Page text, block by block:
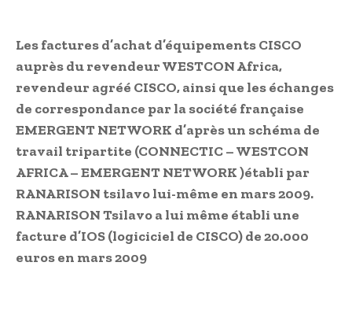
Les factures d’achat d’équipements CISCO
auprès du revendeur WESTCON Africa,
revendeur agréé CISCO, ainsi que les échanges
de correspondance par la société française
EMERGENT NETWORK d’après un schéma de
travail tripartite (CONNECTIC – WESTCON
AFRICA – EMERGENT NETWORK )établi par
RANARISON tsilavo lui-même en mars 2009.
RANARISON Tsilavo a lui même établi une
facture d’IOS (logiciciel de CISCO) de 20.000
euros en mars 2009